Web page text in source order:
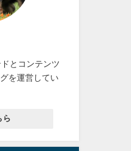
とコンテンツ
を運営してい
ら